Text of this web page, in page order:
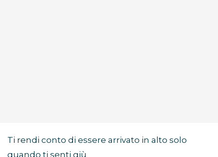
Ti rendi conto di essere arrivato in alto solo
quando ti senti giù